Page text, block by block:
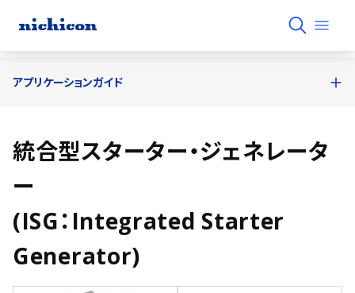
統合型スターター・ジェネレータ
ー
(ISG：Integrated Starter
Generator)
アプリケーションガイド